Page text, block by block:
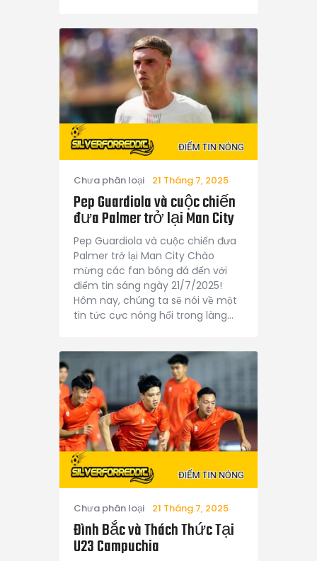
Chưa phân loại 21 Tháng 7, 2025
Pep Guardiola và cuộc chiến
đưa Palmer trở lại Man City
Pep Guardiola và cuộc chiến đưa
Palmer trở lại Man City Chào
mừng các fan bóng đá đến với
điểm tin sáng ngày 21/7/2025!
Hôm nay, chúng ta sẽ nói về một
tin tức cực nóng hổi trong làng…
Chưa phân loại 21 Tháng 7, 2025
Đình Bắc và Thách Thức Tại
U23 Campuchia